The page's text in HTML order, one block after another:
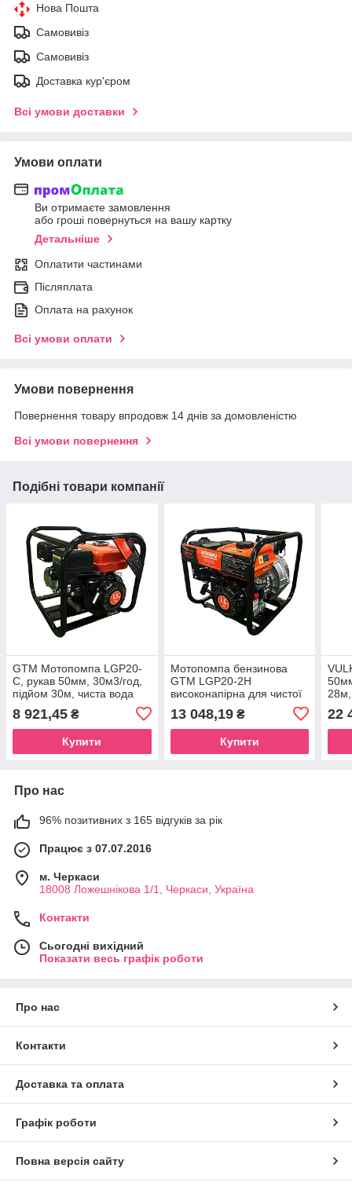
Нова Пошта
Самовивіз
Самовивіз
Доставка кур'єром
Всі умови доставки
Умови оплати
Ви отримаєте замовлення
або гроші повернуться на вашу картку
Детальніше
Оплатити частинами
Післяплата
Оплата на рахунок
Всі умови оплати
Умови повернення
Повернення товару впродовж 14 днів за домовленістю
Всі умови повернення
Подібні товари компанії
GTM Мотопомпа LGP20-
C, рукав 50мм, 30м3/год,
підйом 30м, чиста вода
8 921,45 ₴
Купити
Мотопомпа бензинова
GTM LGP20-2H
високонапірна для чистої
води, рукав 50 мм, 20 м3/
год, підйом 80 м
13 048,19₴
Купити
28м,
22
Про нас
96% позитивних з 165 відгуків за рік
Працює з 07.07.2016
м. Черкаси
18008 Ложешнікова 1/1, Черкаси, Україна
Контакти
Сьогодні вихідний
Показати весь графік роботи
Про нас
Контакти
Доставка та оплата
Графік роботи
Повна версія сайту